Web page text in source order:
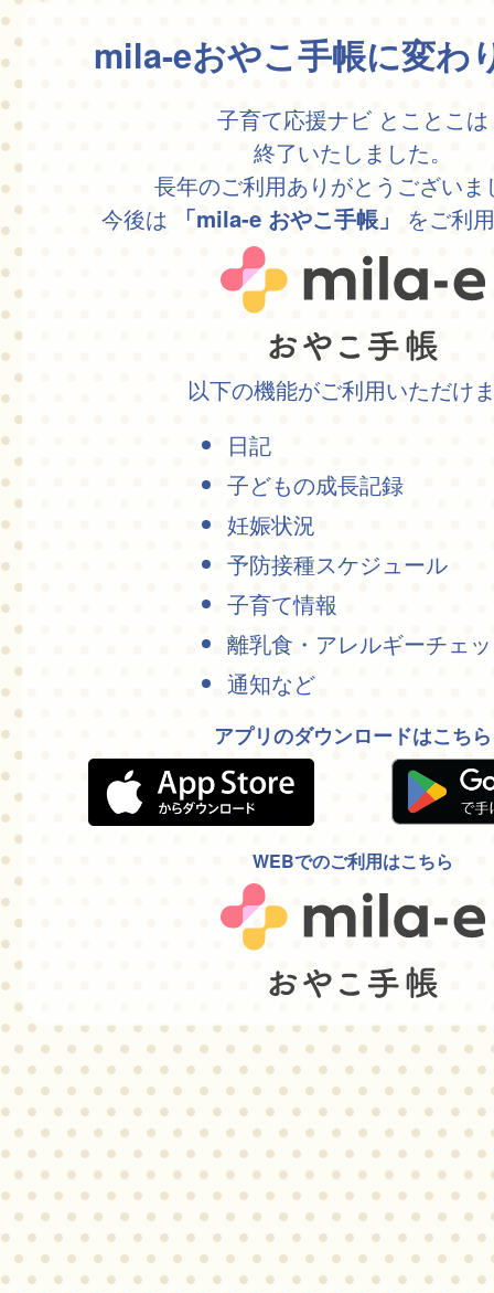
mila-eおやこ手帳に変わ
子育て応援ナビ とことこは
終了いたしました。
長年のご利用ありがとうございま
今後は
「mila-e おやこ手帳」 をご利
以下の機能がご利用いただけ
日記
子どもの成長記録
妊娠状況
予防接種スケジュール
子育て情報
離乳食・アレルギーチェ
通知など
アプリのダウンロードはこちら
WEBでのご利用はこちら